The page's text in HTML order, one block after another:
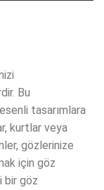
Bu
tasarımlara
kurtlar veya
gözlerinize
için göz
bir göz